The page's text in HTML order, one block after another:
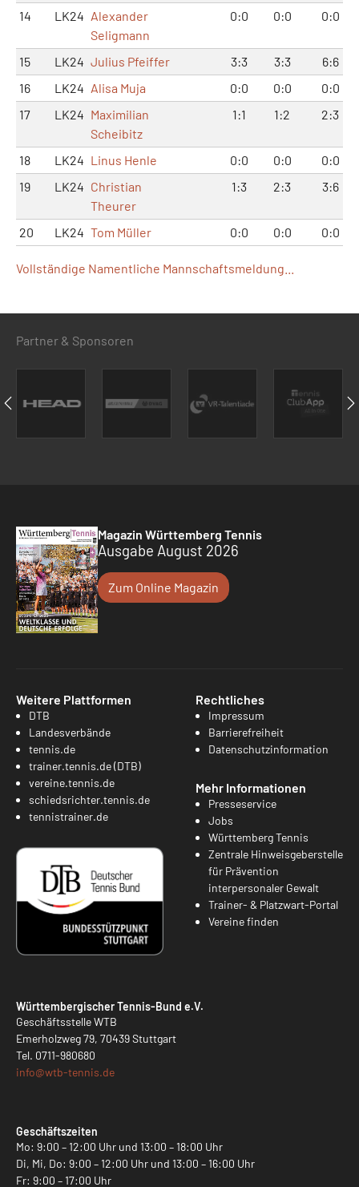
14 LK24 Alexander
Seligmann
0:0 0:0 0:0
15 LK24 Julius Pfeiffer 3:3 3:3
6:6
16
LK24 Alisa Muja 0:0 0:0
0:0
17
LK24 Maximilian
Scheibitz
1:1 1:2 2:3
18 LK24 Linus Henle 0:0 0:0
0:0
19
LK24 Christian
Theurer
1:3 2:3 3:6
20 LK24 Tom Müller 0:0 0:0 0:0
Vollständige Namentliche Mannschaftsmeldung...
Partner & Sponsoren
Magazin Württemberg Tennis
Ausgabe August 2026
Zum Online Magazin
Weitere Plattformen
DTB
Landesverbände
tennis.de
trainer.tennis.de (DTB)
vereine.tennis.de
schiedsrichter.tennis.de
tennistrainer.de
Rechtliches
Impressum
Barrierefreiheit
Datenschutzinformation
Mehr Informationen
Presseservice
Jobs
Württemberg Tennis
Zentrale Hinweisgeberstelle
für Prävention
interpersonaler Gewalt
Trainer- & Platzwart-Portal
Vereine finden
Württembergischer Tennis-Bund e.V.
Geschäftsstelle WTB
Emerholzweg 79, 70439 Stuttgart
Tel. 0711-980680
info@wtb-tennis.de
Geschäftszeiten
Mo: 9:00 – 12:00 Uhr und 13:00 – 18:00 Uhr
Di, Mi, Do: 9:00 – 12:00 Uhr und 13:00 – 16:00 Uhr
Fr: 9:00 – 17:00 Uhr